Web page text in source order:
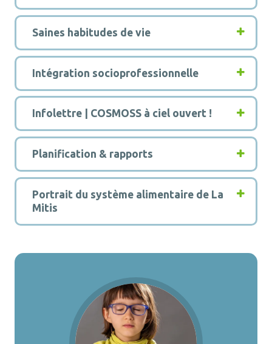
3
Saines habitudes de vie
4
Intégration socioprofessionnelle
5
Infolettre | COSMOSS à ciel ouvert !
8
Planification & rapports
10
Portrait du système alimentaire de La
Mitis